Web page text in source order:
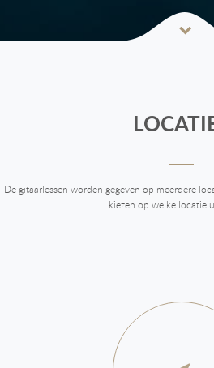
De gitaarlessen worden gegeven op meerdere
kiezen op welke locatie